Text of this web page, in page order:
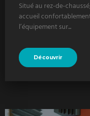
Situé au rez-de-
accueil
l’équipement sur...
Découvrir